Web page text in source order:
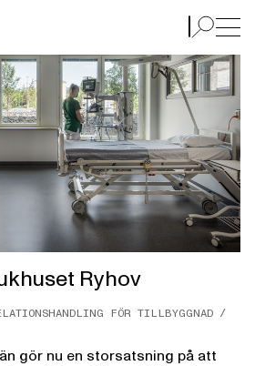
Ryhov
Ryhov
FÖR TILLBYGGNAD /
gör nu en storsatsning på att